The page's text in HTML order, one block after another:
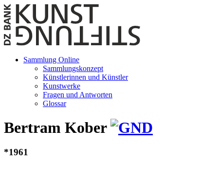
Sammlung Online
Sammlungskonzept
Künstlerinnen und Künstler
Kunstwerke
Fragen und Antworten
Glossar
Bertram Kober
*1961